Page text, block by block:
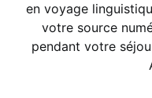
en voyage
votre source
pendant votre